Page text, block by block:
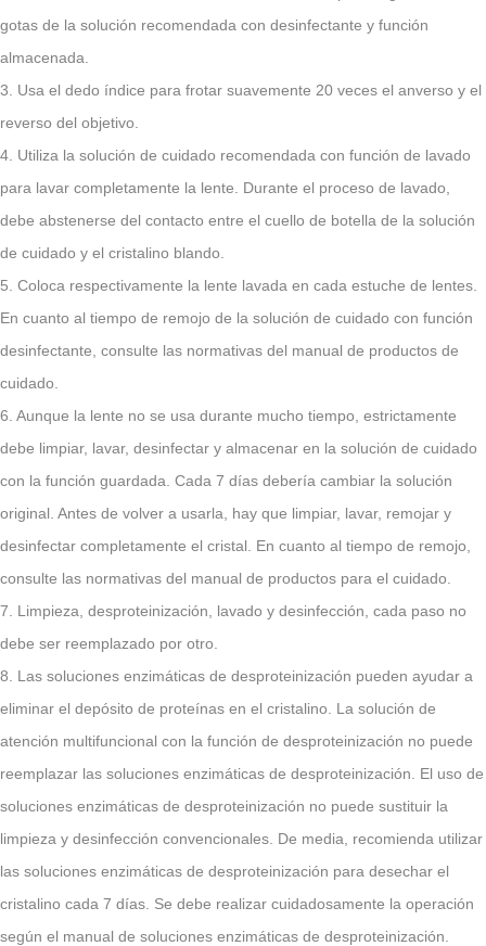
gotas de la solución recomendada con desinfectante y función
almacenada.
3. Usa el dedo índice para frotar suavemente 20 veces el anverso y el
reverso del objetivo.
4. Utiliza la solución de cuidado recomendada con función de lavado
para lavar completamente la lente. Durante el proceso de lavado,
debe abstenerse del contacto entre el cuello de botella de la solución
de cuidado y el cristalino blando.
5. Coloca respectivamente la lente lavada en cada estuche de lentes.
En cuanto al tiempo de remojo de la solución de cuidado con función
desinfectante, consulte las normativas del manual de productos de
cuidado.
6. Aunque la lente no se usa durante mucho tiempo, estrictamente
debe limpiar, lavar, desinfectar y almacenar en la solución de cuidado
con la función guardada. Cada 7 días debería cambiar la solución
original. Antes de volver a usarla, hay que limpiar, lavar, remojar y
desinfectar completamente el cristal. En cuanto al tiempo de remojo,
consulte las normativas del manual de productos para el cuidado.
7. Limpieza, desproteinización, lavado y desinfección, cada paso no
debe ser reemplazado por otro.
8. Las soluciones enzimáticas de desproteinización pueden ayudar a
eliminar el depósito de proteínas en el cristalino. La solución de
atención multifuncional con la función de desproteinización no puede
reemplazar las soluciones enzimáticas de desproteinización. El uso de
soluciones enzimáticas de desproteinización no puede sustituir la
limpieza y desinfección convencionales. De media, recomienda utilizar
las soluciones enzimáticas de desproteinización para desechar el
cristalino cada 7 días. Se debe realizar cuidadosamente la operación
según el manual de soluciones enzimáticas de desproteinización.